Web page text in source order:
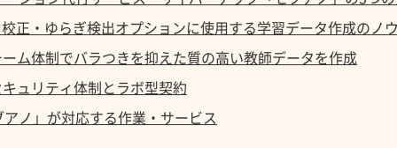
正・ゆらぎ検出オプションに使用する学習データ作成のノ
ム体制でバラつきを抑えた質の高い教師データを作成
ュリティ体制とラボ型契約
ノ」が対応する作業・サービス